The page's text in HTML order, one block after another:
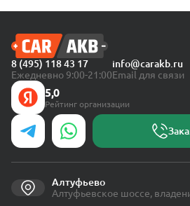
8 (495) 118 43 17
Ежедневно 9:00-21:00
info@carakb.ru
Email для связи
5,0
Рейтинг организации
Алтуфьево
Алтуфьевское шоссе,